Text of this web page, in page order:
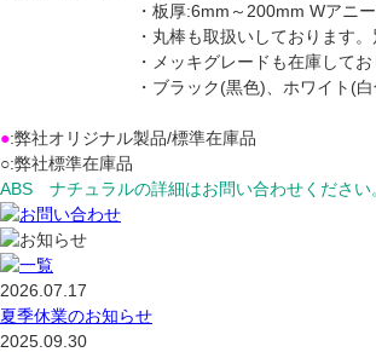
・板厚:6mm～200mm Wアニ
・丸棒も取扱いしております
・メッキグレードも在庫して
・ブラック(黒色)、ホワイト(
●:弊社オリジナル製品/標準在庫品
○:弊社標準在庫品
ABS ナチュラルの詳細はお問い合わせください
2026.07.17
夏季休業のお知らせ
2025.09.30